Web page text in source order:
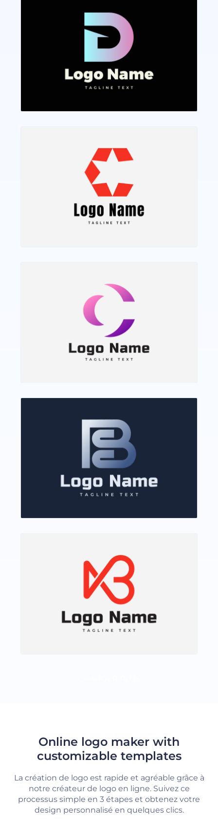
Online logo maker with
customizable templates
La création de logo est rapide et agréable grâce à
notre créateur de logo en ligne. Suivez ce
processus simple en 3 étapes et obtenez votre
design personnalisé en quelques clics.